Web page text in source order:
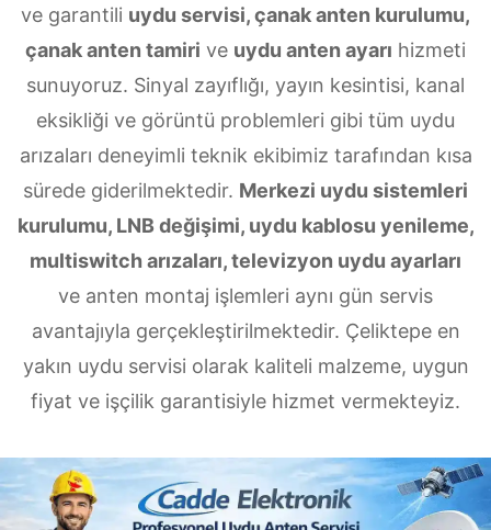
ve garantili uydu servisi, çanak anten kurulumu,
çanak anten tamiri ve uydu anten ayarı hizmeti
sunuyoruz. Sinyal zayıflığı, yayın kesintisi, kanal
eksikliği ve görüntü problemleri gibi tüm uydu
arızaları deneyimli teknik ekibimiz tarafından kısa
sürede giderilmektedir. Merkezi uydu sistemleri
kurulumu, LNB değişimi, uydu kablosu yenileme,
multiswitch arızaları, televizyon uydu ayarları
ve anten montaj işlemleri aynı gün servis
avantajıyla gerçekleştirilmektedir. Çeliktepe en
yakın uydu servisi olarak kaliteli malzeme, uygun
fiyat ve işçilik garantisiyle hizmet vermekteyiz.